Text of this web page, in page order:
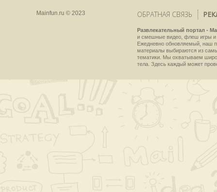
Mainfun.ru © 2023 ОБРАТНАЯ СВЯЗЬ
Развлекательный портал -
и смешные видео, флеш игры и
Ежедневно обновляемый, наш
материалы выбираются из
тематики. Мы охватываем
тела. Здесь каждый может